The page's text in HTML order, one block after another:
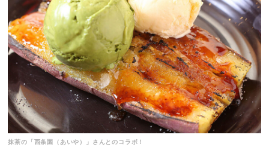
抹茶の「西条園（あいや）」さんとのコラボ！